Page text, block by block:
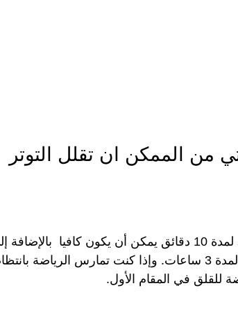
من الممكن ان تقلل التوتر
لست مضطرًا للتدريب لساعات طويلة- فالمشي لمدة 10 دقائق يمكن أن يكون كافيا
تمرين لمدة 45 دقيقة قد يجعلك تشعر بالتحسن لمدة 3 ساعات. وإذا كنت تمارس الرياضة